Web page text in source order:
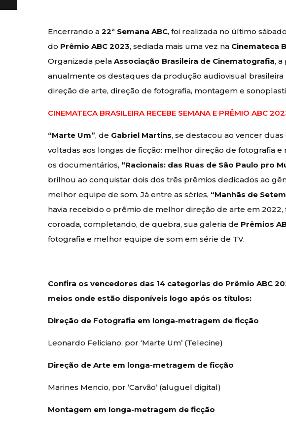
Encerrando a22ª Semana ABC, foi realizada no último
do Prêmio ABC 2023, sediada mais uma vez na Cinemateca
Organizada pelaAssociação Brasileira de Cinematografia,
anualmente os destaques da produção audiovisual brasileira
direção de arte, direção de fotografia, montagem e
CINEMATECA BRASILEIRA RECEBE SEMANA E PRÊMIO ABC
“Marte Um”, de Gabriel Martins, se destacou ao vencer
voltadas aos longas de ficção: melhor direção de fotografia
os documentários, “Racionais: das Ruas de São Paulo pro
brilhou ao conquistar dois dos três prêmios dedicados ao
melhor equipe de som. Já entre as séries, “Manhãs de
havia recebido o prêmio de melhor direção de arte em 2022,
coroada, completando, de quebra, sua galeria de Prêmios
fotografia e melhor equipe de som em série de TV.
Confira os vencedores das 14 categorias do Prêmio ABC
meios onde estão disponíveis logo após os títulos:
Direção de Fotografia em longa-metragem de ficção
Leonardo Feliciano, por ‘Marte Um’ (Telecine)
Direção de Arte em longa-metragem de ficção
Marines Mencio, por ‘Carvão’ (aluguel digital)
Montagem em longa-metragem de ficção